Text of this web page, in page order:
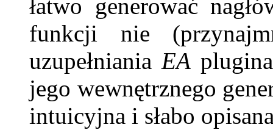
łatwo generować
funkcji nie
uzupełnianiaEA
jego wewnętrznego
intuicyjna i słabo